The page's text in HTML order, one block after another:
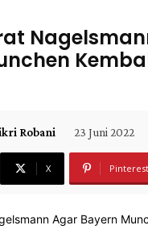
Robani 23 Juni 2022
X Pinterest